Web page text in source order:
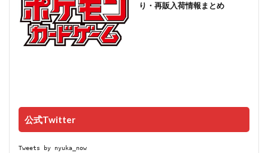
り・再販入荷情報まとめ
公式Twitter
Tweets by nyuka_now